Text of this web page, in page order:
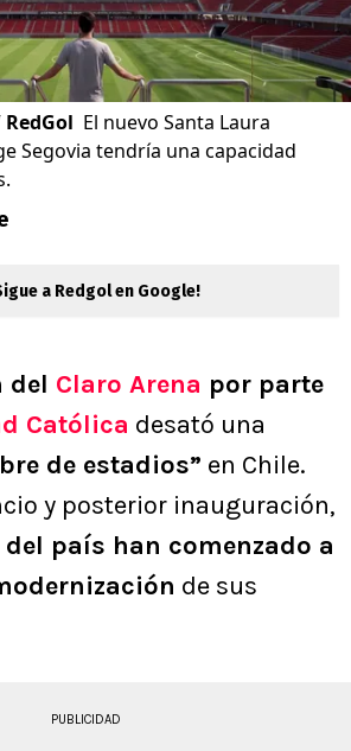
El nuevo Santa Laura
Segovia tendría una capacidad
a Redgol en Google!
del Claro Arena por parte
Católica desató una
de estadios” en Chile.
y posterior inauguración,
país han comenzado a
de sus
PUBLICIDAD